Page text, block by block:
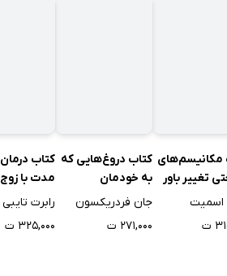
مکانیسم‌های
تغییر باور
اسمیت
ت
کتاب دروغ‌هایی که
به خودمان
می‌گوییم
جان فردریکسون
۲۷۱,۰۰۰ ت
کتاب
مدت با
رابرت تایبی
۳۲۵,۰۰۰ ت